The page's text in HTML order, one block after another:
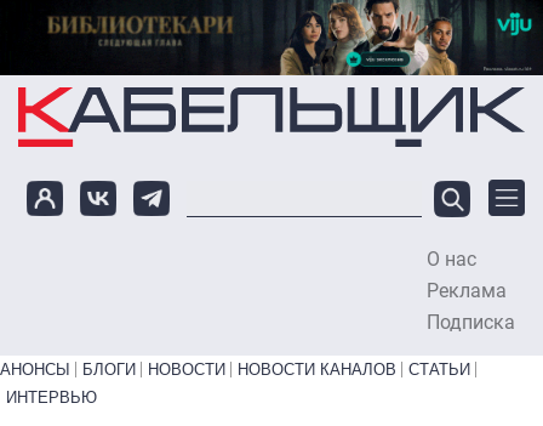
Перейти к основному содержанию
О нас
Реклама
Подписка
Primary links bottom
АНОНСЫ БЛОГИ НОВОСТИ НОВОСТИ КАНАЛОВ
СТАТЬИ
ИНТЕРВЬЮ